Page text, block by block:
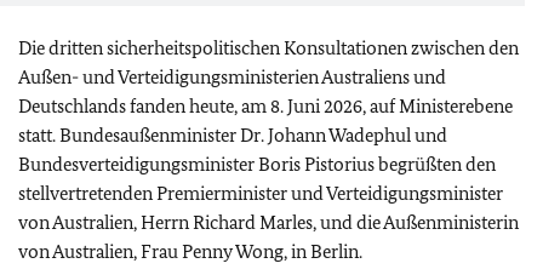
Die dritten sicherheitspolitischen Konsultationen zwischen den
Außen- und Verteidigungsministerien Australiens und
Deutschlands fanden heute, am 8. Juni 2026, auf Ministerebene
statt. Bundesaußenminister Dr. Johann Wadephul und
Bundesverteidigungsminister Boris Pistorius begrüßten den
stellvertretenden Premierminister und Verteidigungsminister
von Australien, Herrn Richard Marles, und die Außenministerin
von Australien, Frau Penny Wong, in Berlin.